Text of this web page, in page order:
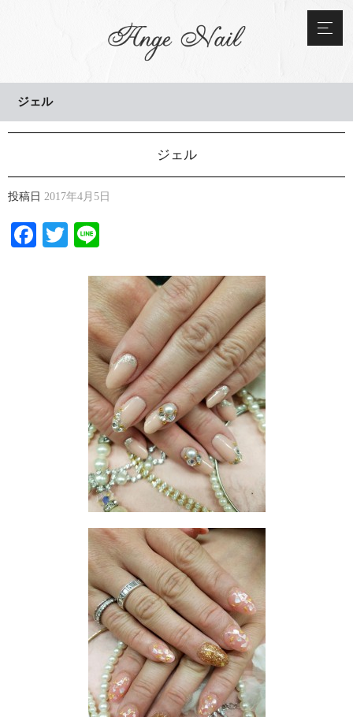
ジェル
ジェル
投稿日 2017年4月5日
Facebook
Twitter